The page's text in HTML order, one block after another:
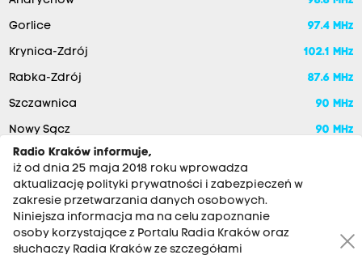
Gorlice 97.4 MHz
Krynica-Zdrój 102.1 MHz
Rabka-Zdrój 87.6 MHz
Szczawnica 90 MHz
Nowy Sącz
90 MHz
Radio Kraków informuje,
iż od dnia 25 maja 2018 roku wprowadza
aktualizację polityki prywatności i zabezpieczeń w
zakresie przetwarzania danych osobowych.
Niniejsza informacja ma na celu zapoznanie
osoby korzystające z Portalu Radia Kraków oraz
słuchaczy Radia Kraków ze szczegółami